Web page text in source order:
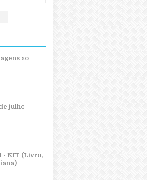
ao
julho
- KIT (Livro,